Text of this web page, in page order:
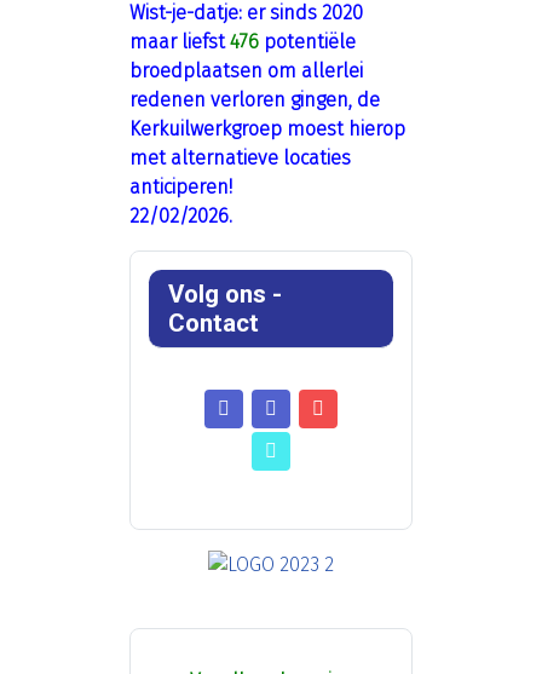
Wist-je-datje: er sinds 2020
maar liefst476 potentiële
broedplaatsen om allerlei
redenen verloren gingen, de
Kerkuilwerkgroep moest hierop
met alternatieve locaties
anticiperen!
22/02/2026.
Volg ons -
Contact